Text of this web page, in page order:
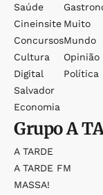
Saúde
Cineinsite
Concursos
Cultura
Digital
Salvador
Economia
Muito
Mundo
Opinião
Política
GrupoA
A TARDE
A TARDE FM
MASSA!